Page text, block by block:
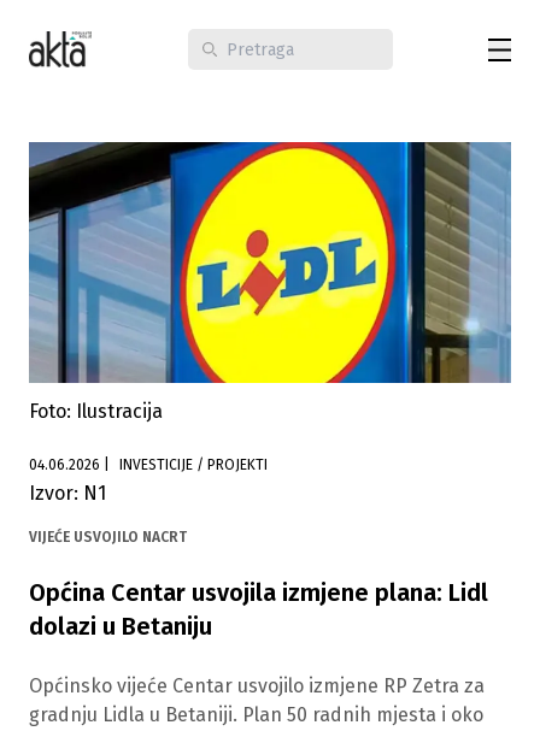
Foto: Ilustracija
04.06.2026 INVESTICIJE / PROJEKTI
Izvor: N1
VIJEĆE USVOJILO NACRT
Općina Centar usvojila izmjene plana: Lidl
dolazi u Betaniju
Općinsko vijeće Centar usvojilo izmjene RP Zetra za
gradnju Lidla u Betaniji. Plan 50 radnih mjesta i oko